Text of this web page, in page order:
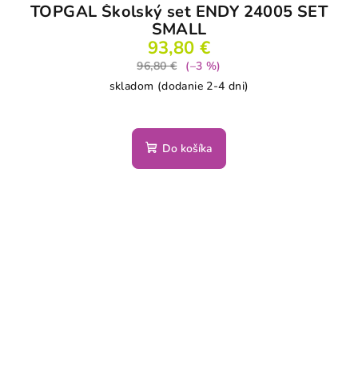
TOPGAL Školský set ENDY 24005 SET
SMALL
93,80 €
96,80 €
(–3 %)
skladom (dodanie 2-4 dni)
Do košíka